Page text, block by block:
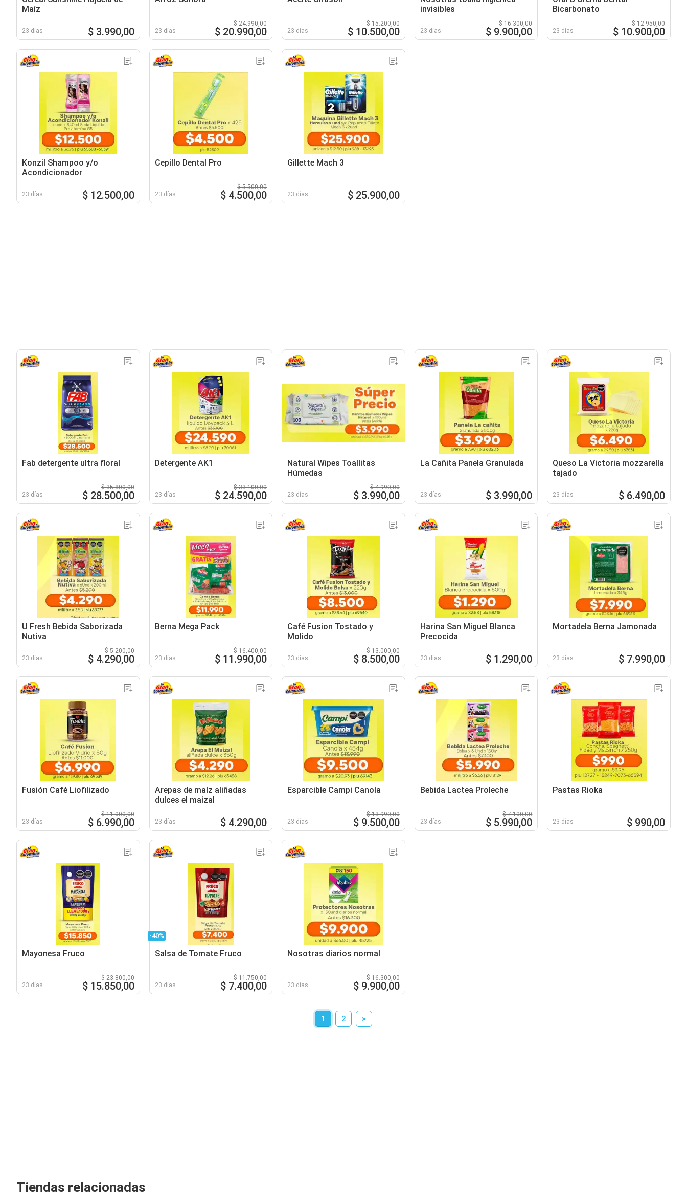
Maíz
23 días $ 3.990,00 23 días
$ 24.990,00
$ 20.990,00 23 días
$ 15.200,00
$ 10.500,00
invisibles
23 días
$ 16.300,00
$ 9.900,00
Bicarbonato
23 días
$ 12.950,00
$ 10.900,00
Konzil Shampoo y/o
Acondicionador
23 días $ 12.500,00
Cepillo Dental Pro
23 días
$ 5.500,00
$ 4.500,00
Gillette Mach 3
23 días $ 25.900,00
Fab detergente ultra floral
23 días
$ 35.800,00
$ 28.500,00
Detergente AK1
23 días
$ 33.100,00
$ 24.590,00
Natural Wipes Toallitas
Húmedas
23 días
$ 4.990,00
$ 3.990,00
La Cañita Panela Granulada
23 días $ 3.990,00
Queso La Victoria mozzarella
tajado
23 días $ 6.490,00
U Fresh Bebida Saborizada
Nutiva
23 días
$ 5.200,00
$ 4.290,00
Berna Mega Pack
23 días
$ 16.400,00
$ 11.990,00
Café Fusion Tostado y
Molido
23 días
$ 13.000,00
$ 8.500,00
Harina San Miguel Blanca
Precocida
23 días $ 1.290,00
Mortadela Berna Jamonada
23 días $ 7.990,00
Fusión Café Liofilizado
23 días
$ 11.000,00
$ 6.990,00
Arepas de maíz aliñadas
dulces el maizal
23 días $ 4.290,00
Esparcible Campi Canola
23 días
$ 13.990,00
$ 9.500,00
Bebida Lactea Proleche
23 días
$ 7.100,00
$ 5.990,00
Pastas Rioka
23 días $ 990,00
Mayonesa Fruco
23 días
$ 23.800,00
$ 15.850,00
-40%
Salsa de Tomate Fruco
23 días
$ 11.750,00
$ 7.400,00
Nosotras diarios normal
23 días
$ 16.300,00
$ 9.900,00
1 2 >
Tiendas relacionadas